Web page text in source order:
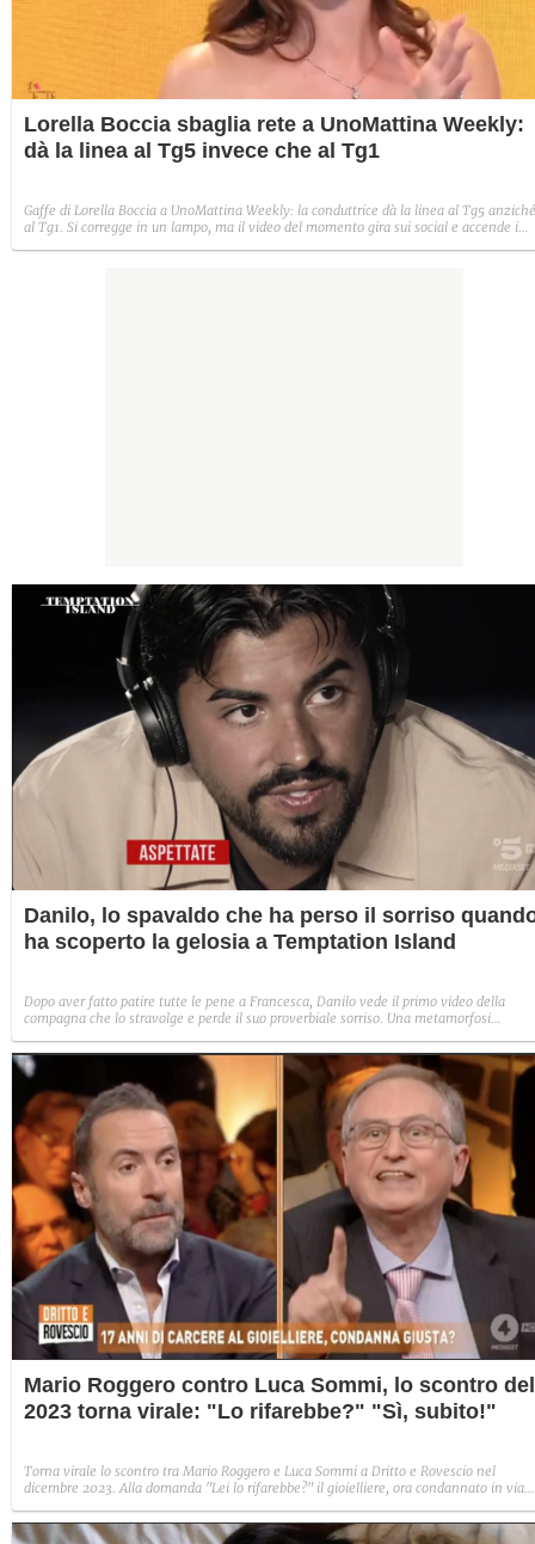
Lorella Boccia sbaglia rete a UnoMattina Weekly:
dà la linea al Tg5 invece che al Tg1
Gaffe di Lorella Boccia a UnoMattina Weekly: la conduttrice dà la linea al Tg5 anziché
al Tg1. Si corregge in un lampo, ma il video del momento gira sui social e accende i
Danilo, lo spavaldo che ha perso il sorriso
ha scoperto la gelosia a Temptation Island
Dopo aver fatto patire tutte le pene a Francesca, Danilo vede il primo video della
compagna che lo stravolge e perde il suo proverbiale sorriso. Una metamorfosi
Mario Roggero contro Luca Sommi, lo scontro del
2023 torna virale: "Lo rifarebbe?" "Sì, subito!"
Torna virale lo scontro tra Mario Roggero e Luca Sommi a Dritto e Rovescio nel
dicembre 2023. Alla domanda "Lei lo rifarebbe?" il gioielliere, ora condannato in via